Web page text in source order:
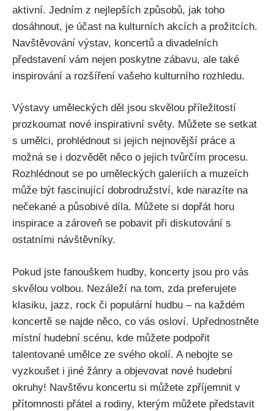
aktivní. Jedním z nejlepších způsobů, jak toho
dosáhnout, je účast ⁢na kulturních akcích ⁣a prožitcích.
⁣Navštěvování ‍výstav, koncertů a divadelních
představení vám ⁤nejen ‍poskytne⁤ zábavu, ale také
inspirování a rozšíření vašeho kulturního rozhledu.
Výstavy uměleckých ‌děl jsou skvělou‍ příležitostí
prozkoumat nové inspirativní světy. Můžete se ​setkat
s⁤ umělci, prohlédnout ‍si jejich nejnovější práce ​a
možná se i dozvědět ⁢něco ⁣o⁤ jejich tvůrčím procesu.
Rozhlédnout ⁤se po uměleckých galeriích a⁢ muzeích
může být fascinující dobrodružství, kde‍ narazíte ​na⁣
nečekané a působivé díla. Můžete ​si⁢ dopřát horu
‌inspirace a zároveň se pobavit​ při‍ diskutování s
ostatními ​návštěvníky.
Pokud jste fanouškem ⁤hudby, koncerty jsou pro​ vás
skvělou volbou. Nezáleží na tom, zda preferujete
‍klasiku,‍ jazz, rock či populární hudbu – na každém
koncertě se najde něco, co vás osloví. ⁤Upřednostněte
‍místní‌ hudební ⁣scénu, kde můžete podpořit
talentované umělce ze svého okolí. A nebojte se
vyzkoušet i⁢ jiné žánry a⁢ objevovat ⁤nové hudební
okruhy! Navštěvu koncertu si můžete zpříjemnit ‍v
přítomnosti přátel a rodiny, kterým můžete představit